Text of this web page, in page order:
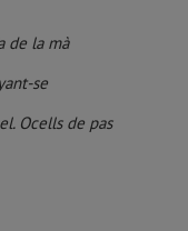
de la mà
se
Ocells de pas